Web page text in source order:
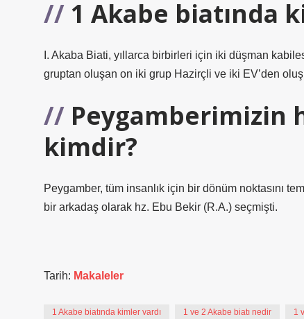
1 Akabe biatında
I. Akaba Biati, yıllarca birbirleri için iki düşman
gruptan oluşan on iki grup Hazirçli ve iki EV’den
Peygamberimizin
kimdir?
Peygamber, tüm insanlık için bir dönüm noktasını
bir arkadaş olarak hz. Ebu Bekir (R.A.) seçmişti.
Tarih: Makaleler
1 Akabe biatında kimler vardı 1 ve 2 Akabe biatı nedir 1